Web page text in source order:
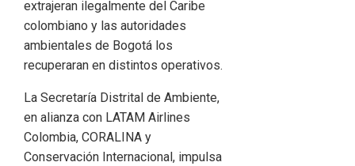
extrajeran ilegalmente del Caribe
colombiano y las autoridades
ambientales de Bogotá los
recuperaran en distintos operativos.
La Secretaría Distrital de Ambiente,
en alianza con LATAM Airlines
Colombia, CORALINA y
Conservación Internacional, impulsa